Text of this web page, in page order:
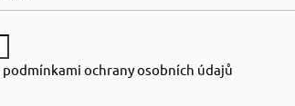
podmínkami ochrany osobních údajů